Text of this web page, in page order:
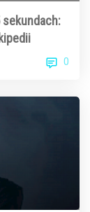
0